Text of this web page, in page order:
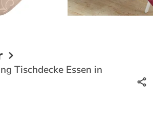
Tischdecke Essen in